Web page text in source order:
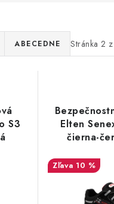
Stránka 2 z
ABECEDNE
S3
Elten
čierna-
10 %